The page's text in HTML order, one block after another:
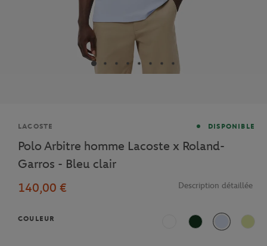
Marque
LACOSTE DISPONIBLE
Polo Arbitre homme Lacoste x Roland-
Garros - Bleu clair
140,00 €
Description détaillée
COULEUR
Vert foncéBleu clairVert